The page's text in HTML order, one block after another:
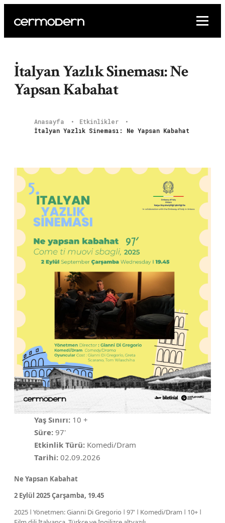
İtalyan Yazlık Sineması: Ne
Yapsan Kabahat
Anasayfa
Etkinlikler
İtalyan Yazlık Sineması: Ne Yapsan Kabahat
Yaş Sınırı: 10 +
Süre: 97'
Etkinlik Türü: Komedi/Dram
Tarihi: 02.09.2026
Ne Yapsan Kabahat
2 Eylül 2025 Çarşamba, 19.45
2025 ǀ Yönetmen: Gianni Di Gregorio ǀ 97' ǀ Komedi/Dram ǀ 10+ ǀ